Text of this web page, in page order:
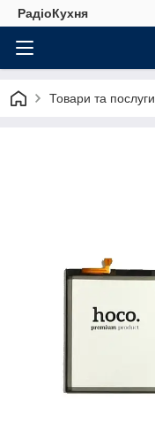
РадіоКухня
Товари та послуги